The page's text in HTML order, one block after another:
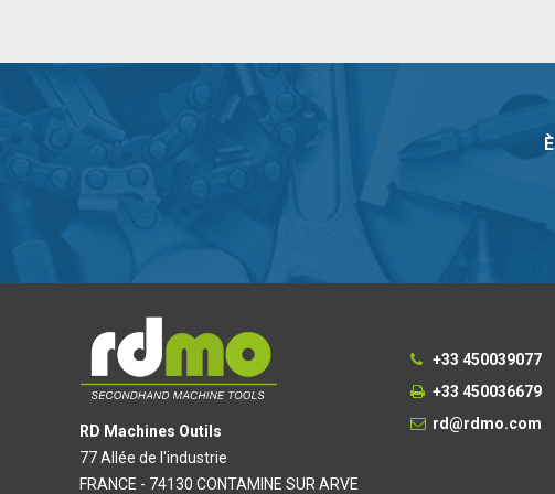
RD Machines Outils
77 Allée de l'industrie
FRANCE - 74130 CONTAMINE SUR ARVE
+33 450039077
+33 450036679
rd@rdmo.com